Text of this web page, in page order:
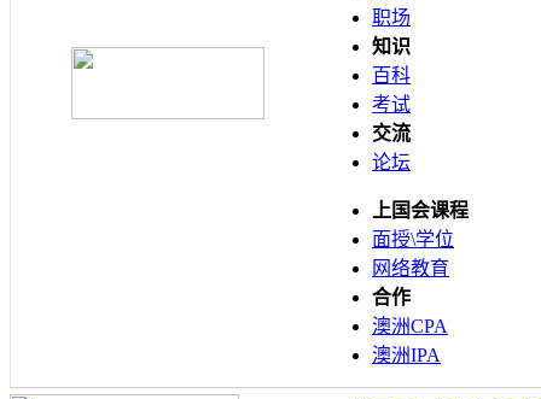
职场
知识
百科
考试
交流
论坛
上国会课程
面授\学位
网络教育
合作
澳洲CPA
澳洲IPA